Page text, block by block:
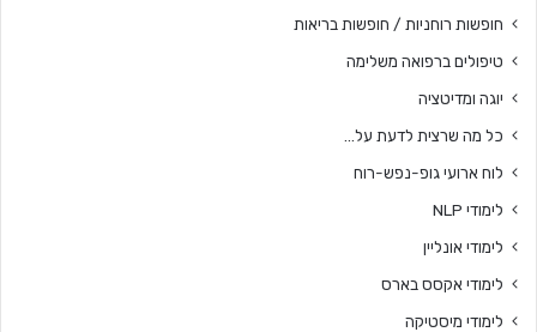
חופשות רוחניות / חופשות בריאות
טיפולים ברפואה משלימה
יוגה ומדיטציה
כל מה שרצית לדעת על…
לוח ארועי גופ-נפש-רוח
לימודי NLP
לימודי אונליין
לימודי אקסס בארס
לימודי מיסטיקה